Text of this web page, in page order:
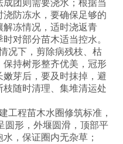
团则需要浇水；根据当
防冻水，要确保足够的
冻情况，适时浇返青
对部分苗木适当控水。
况下，剪除病残枝、枯
持树形整齐优美，冠形
芽后，要及时抹掉，避
随时清理、集堆清运处
工程苗木水圈修筑标准，
圆形，外堰圆滑，顶部平
，保证圈内无杂草；